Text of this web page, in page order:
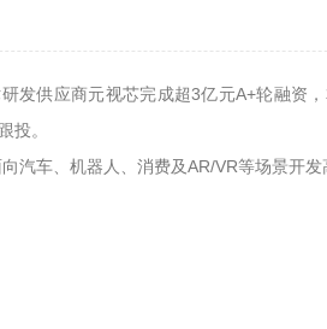
发供应商元视芯完成超3亿元A+轮融资
投。
汽车、机器人、消费及AR/VR等场景开